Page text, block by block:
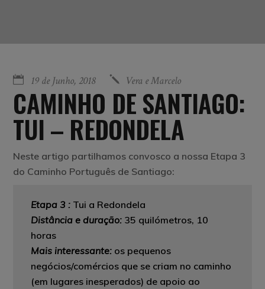
19 de Junho, 2018 Vera e Marcelo
CAMINHO DE SANTIAGO:
TUI – REDONDELA
Neste artigo partilhamos convosco a nossa Etapa 3
do Caminho Português de Santiago:
Etapa 3 : Tui a Redondela
Distância e duração: 35 quilómetros, 10
horas
Mais interessante: os pequenos
negócios/comércios que se criam no caminho
(em lugares inesperados) de apoio ao